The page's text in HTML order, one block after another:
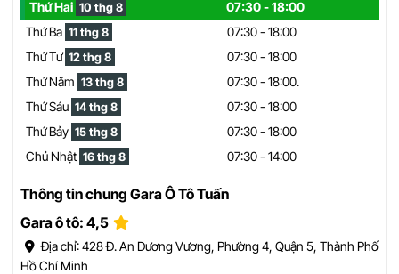
Thứ Hai 10 thg 8
07:30 - 18:00
Thứ Ba 11 thg 8
07:30 - 18:00
Thứ Tư 12 thg 8
07:30 - 18:00
Thứ Năm 13 thg 8
07:30 - 18:00.
Thứ Sáu 14 thg 8
07:30 - 18:00
Thứ Bảy 15 thg 8
07:30 - 18:00
Chủ Nhật 16 thg 8 07:30 - 14:00
Thông tin chung Gara Ô Tô Tuấn
Gara ô tô: 4,5
Địa chỉ: 428 Đ. An Dương Vương, Phường 4, Quận 5, Thành Phố
Hồ Chí Minh